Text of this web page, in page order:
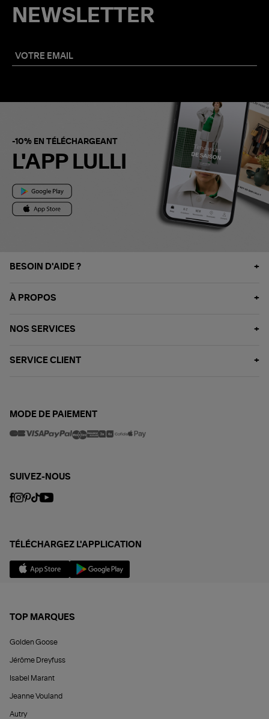
NEWSLETTER
-10% EN TÉLÉCHARGEANT
L'APP LULLI
BESOIN D'AIDE ?
À PROPOS
NOS SERVICES
SERVICE CLIENT
MODE DE PAIEMENT
SUIVEZ-NOUS
TÉLÉCHARGEZ L'APPLICATION
TOP MARQUES
Golden Goose
Jérôme Dreyfuss
Isabel Marant
Jeanne Vouland
Autry